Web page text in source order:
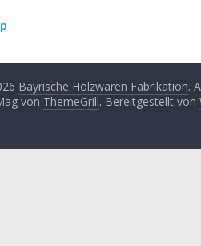
Bayrische Holzwaren Fabrikation.
von ThemeGrill. Bereitgestellt von